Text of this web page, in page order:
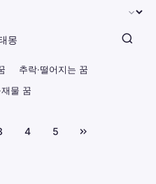
추락·떨어지는 꿈
재물 꿈
4 5